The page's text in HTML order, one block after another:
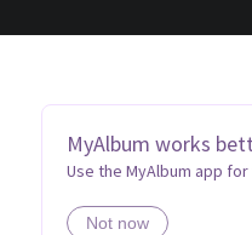
MyAlbum works
Use the MyAlbum app
Not now